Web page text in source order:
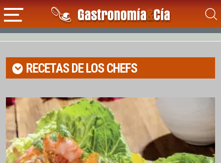
RECETAS DE LOS CHEFS